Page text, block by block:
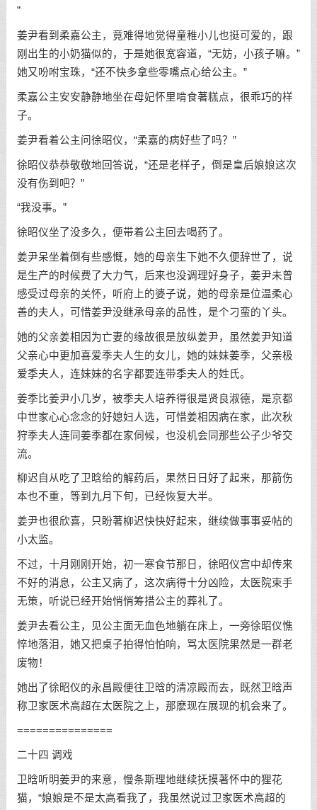
”
姜尹看到柔嘉公主，竟难得地觉得童稚小儿也挺可爱的，跟
刚出生的小奶猫似的，于是她很宽容道，“无妨，小孩子嘛。”
她又吩咐宝珠，“还不快多拿些零嘴点心给公主。”
柔嘉公主安安静静地坐在母妃怀里啃食著糕点，很乖巧的样
子。
姜尹看着公主问徐昭仪，“柔嘉的病好些了吗？”
徐昭仪恭恭敬敬地回答说，“还是老样子，倒是皇后娘娘这次
没有伤到吧？”
“我没事。”
徐昭仪坐了没多久，便带着公主回去喝药了。
姜尹呆坐着倒有些感慨，她的母亲生下她不久便辞世了，说
是生产的时候费了大力气，后来也没调理好身子，姜尹未曾
感受过母亲的关怀，听府上的婆子说，她的母亲是位温柔心
善的夫人，可惜姜尹没继承母亲的品性，是个刁蛮的丫头。
她的父亲姜相因为亡妻的缘故很是放纵姜尹，虽然姜尹知道
父亲心中更加喜爱季夫人生的女儿，她的妹妹姜季，父亲极
爱季夫人，连妹妹的名字都要连带季夫人的姓氏。
姜季比姜尹小几岁，被季夫人培养得很是贤良淑德，是京都
中世家心心念念的好媳妇人选，可惜姜相因病在家，此次秋
狩季夫人连同姜季都在家伺候，也没机会同那些公子少爷交
流。
柳迟自从吃了卫晗给的解药后，果然日日好了起来，那箭伤
本也不重，等到九月下旬，已经恢复大半。
姜尹也很欣喜，只盼著柳迟快快好起来，继续做事事妥帖的
小太监。
不过，十月刚刚开始，初一寒食节那日，徐昭仪宫中却传来
不好的消息，公主又病了，这次病得十分凶险，太医院束手
无策，听说已经开始悄悄筹措公主的葬礼了。
姜尹去看公主，见公主面无血色地躺在床上，一旁徐昭仪憔
悴地落泪，她又把桌子拍得怕怕响，骂太医院果然是一群老
废物！
她出了徐昭仪的永昌殿便往卫晗的清凉殿而去，既然卫晗声
称卫家医术高超在太医院之上，那麽现在展现的机会来了。
===============
二十四 调戏
卫晗听明姜尹的来意，慢条斯理地继续抚摸著怀中的狸花
猫，“娘娘是不是太高看我了，我虽然说过卫家医术高超的